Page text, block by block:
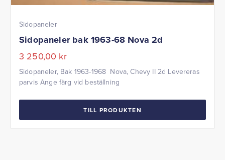
Sidopaneler
Sidopaneler bak 1963-68 Nova 2d
3 250,00 kr
Sidopaneler, Bak 1963-1968 Nova, Chevy II 2d Levereras
parvis Ange färg vid beställning
TILL PRODUKTEN